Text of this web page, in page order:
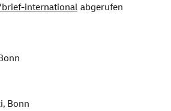
international abgerufen
Bonn